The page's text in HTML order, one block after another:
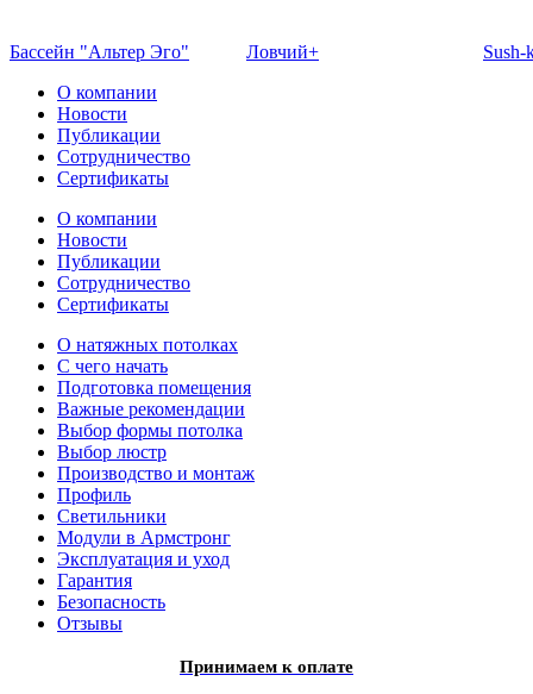
Бассейн "Альтер Эго" Ловчий+ Sush-
Отель Эмеральд
О компании
Новости
Публикации
Сотрудничество
Сертификаты
О компании
Новости
Публикации
Сотрудничество
Сертификаты
О натяжных потолках
С чего начать
Подготовка помещения
Важные рекомендации
Выбор формы потолка
Выбор люстр
Производство и монтаж
Профиль
Светильники
Модули в Армстронг
Эксплуатация и уход
Гарантия
Безопасность
Отзывы
Принимаем к оплате